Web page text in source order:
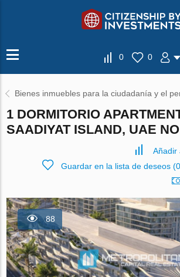
0 0
Bienes inmuebles para la ciudadanía y el
1 DORMITORIO
SAADIYAT ISLAND, UAE
Añadir
Guardar en la lista de deseos(0
88